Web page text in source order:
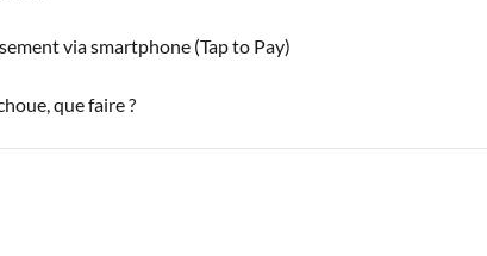
via smartphone (Tap to Pay)
que faire ?